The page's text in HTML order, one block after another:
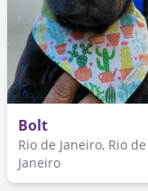
Bolt
Rio de Janeiro, Rio de
Janeiro